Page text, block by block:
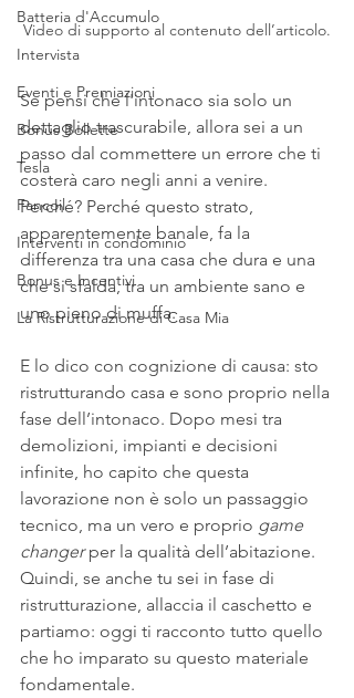
Batteria d'Accumulo
Intervista
Eventi e Premiazioni
Bonus Bollette
Tesla
Fancoil
Interventi in condominio
Bonus e Incentivi
La Ristrutturazione di Casa Mia
Video di supporto al contenuto dell’articolo.
Se pensi che l'intonaco sia solo un
dettaglio trascurabile, allora sei a un
passo dal commettere un errore che ti
costerà caro negli anni a venire.
Perché? Perché questo strato,
apparentemente banale, fa la
differenza tra una casa che dura e una
che si sfalda, tra un ambiente sano e
uno pieno di muffa.
E lo dico con cognizione di causa: sto
ristrutturando casa e sono proprio nella
fase dell’intonaco. Dopo mesi tra
demolizioni, impianti e decisioni
infinite, ho capito che questa
lavorazione non è solo un passaggio
tecnico, ma un vero e proprio game
changer per la qualità dell’abitazione.
Quindi, se anche tu sei in fase di
ristrutturazione, allaccia il caschetto e
partiamo: oggi ti racconto tutto quello
che ho imparato su questo materiale
fondamentale.